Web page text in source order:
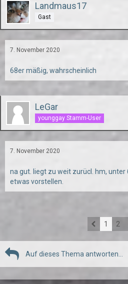
Landmaus17
Gast
7. November 2020
68er mäßig, wahrscheinlich
LeGar
younggay Stamm-User
7. November 2020
na gut. liegt zu weit zurücl. hm, unter
etwas vorstellen.
1 2